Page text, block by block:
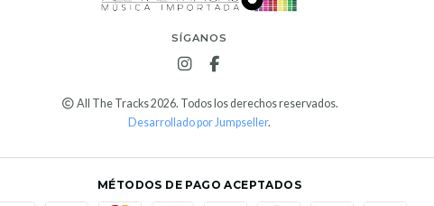
SÍGANOS
All The Tracks 2026. Todos los derechos reservados.
Desarrollado por Jumpseller.
MÉTODOS DE PAGO ACEPTADOS